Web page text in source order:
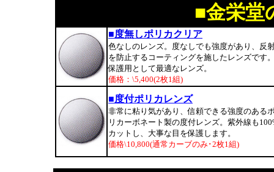
■金栄堂
■度無しポリカクリア
色なしのレンズ。度なしでも強度があり、反
を防止するコーティングを施したレンズです
保護用として最適なレンズ。
価格：\5,400(2枚1組)
■度付ポリカレンズ
非常に粘り気があり、信頼できる強度のある
リカーボネート製の度付レンズ。紫外線も
カットし、大事な目を保護します。
価格\10,800(通常カーブのみ･2枚1組)